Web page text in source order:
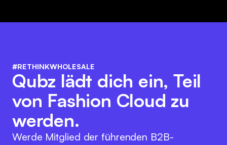
#RETHINKWHOLESALE
Qubz lädt dich ein, Teil
von Fashion Cloud zu
werden.
Werde Mitglied der führenden B2B-